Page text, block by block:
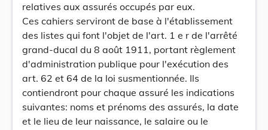
relatives aux assurés occupés par eux.
Ces cahiers serviront de base à l'établissement
des listes qui font l'objet de l'art. 1 e r de l'arrêté
grand-ducal du 8 août 1911, portant règlement
d'administration publique pour l'exécution des
art. 62 et 64 de la loi susmentionnée. Ils
contiendront pour chaque assuré les indications
suivantes: noms et prénoms des assurés, la date
et le lieu de leur naissance, le salaire ou le